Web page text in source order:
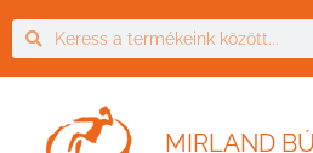
MIRLAND